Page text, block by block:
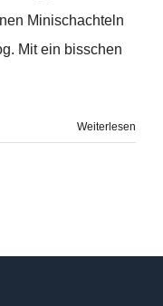
Minischachteln
Mit ein bisschen
Weiterlesen